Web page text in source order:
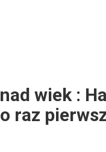
wiek :
raz